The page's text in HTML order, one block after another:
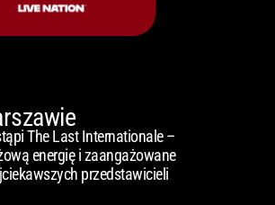
The Last Internationale –
energię i zaangażowane
przedstawicieli